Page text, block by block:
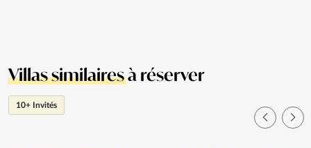
Villas similairesà réserver
10+ Invités